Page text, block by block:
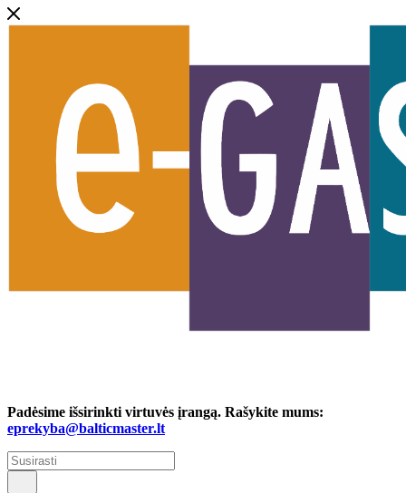
Padėsime išsirinkti virtuvės įrangą. Rašykite mums:
eprekyba@balticmaster.lt